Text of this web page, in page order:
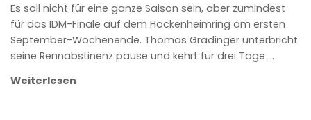
Es soll nicht für eine ganze Saison sein, aber zumindest
für das IDM-Finale auf dem Hockenheimring am ersten
September-Wochenende. Thomas Gradinger unterbricht
seine Rennabstinenz pause und kehrt für drei Tage …
Weiterlesen